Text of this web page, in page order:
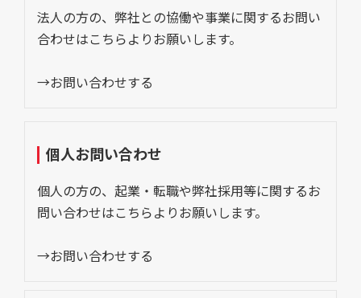
法人の方の、弊社との協働や事業に関するお問い
合わせはこちらよりお願いします。
→お問い合わせする
個人お問い合わせ
個人の方の、起業・転職や弊社採用等に関するお
問い合わせはこちらよりお願いします。
→お問い合わせする